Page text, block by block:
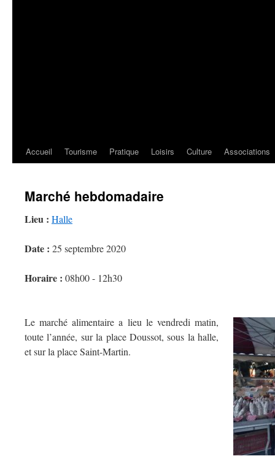
Accueil Tourisme Pratique Loisirs Culture Associations
Marché hebdomadaire
Lieu : Halle
Date : 25 septembre 2020
Horaire : 08h00 - 12h30
Le marché alimentaire a lieu le vendredi matin,
toute l’année, sur la place Doussot, sous la halle,
et sur la place Saint-Martin.